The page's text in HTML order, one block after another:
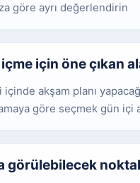
göre ayrı değerlendirin
içme için öne çıkan
akşam planı
göre seçmek gün içi
görülebilecek